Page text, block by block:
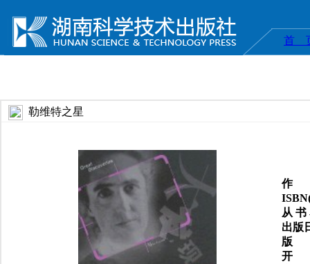
首
勒维特之星
作
从 书
出版
版
开